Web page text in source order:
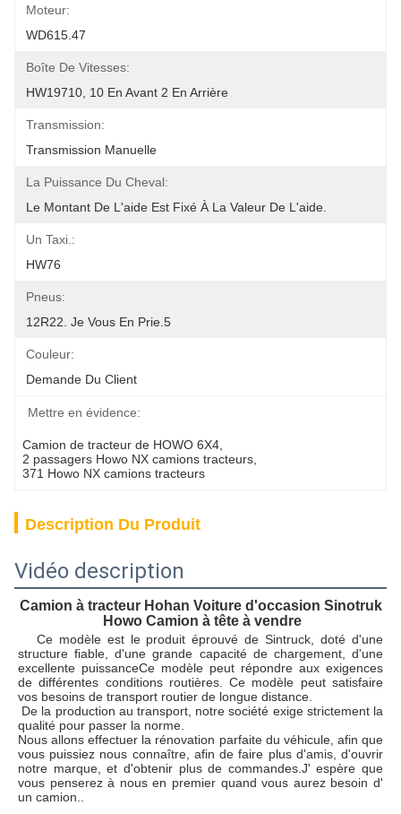
Moteur:
WD615.47
Boîte De Vitesses:
HW19710, 10 En Avant 2 En Arrière
Transmission:
Transmission Manuelle
La Puissance Du Cheval:
Le Montant De L'aide Est Fixé À La Valeur De L'aide.
Un Taxi.:
HW76
Pneus:
12R22. Je Vous En Prie.5
Couleur:
Demande Du Client
Mettre en évidence:
Camion de tracteur de HOWO 6X4
2 passagers Howo NX camions tracteurs
371 Howo NX camions tracteurs
Description Du Produit
Vidéo description
Camion à tracteur Hohan Voiture d'occasion Sinotruk
Howo Camion à tête à vendre
Ce modèle est le produit éprouvé de Sintruck, doté d'une
structure fiable, d'une grande capacité de chargement, d'une
excellente puissanceCe modèle peut répondre aux exigences
de différentes conditions routières. Ce modèle peut satisfaire
vos besoins de transport routier de longue distance.
De la production au transport, notre société exige strictement la
qualité pour passer la norme.
Nous allons effectuer la rénovation parfaite du véhicule, afin que
vous puissiez nous connaître, afin de faire plus d'amis, d'ouvrir
notre marque, et d'obtenir plus de commandes.J' espère que
vous penserez à nous en premier quand vous aurez besoin d'
un camion..